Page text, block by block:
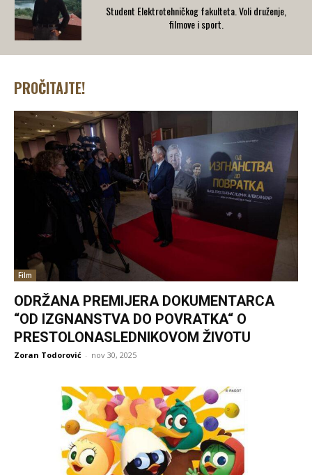
Student Elektrotehničkog fakulteta. Voli druženje,
filmove i sport.
PROČITAJTE!
Film
ODRŽANA PREMIJERA DOKUMENTARCA
“OD IZGNANSTVA DO POVRATKA“ O
PRESTOLONASLEDNIKOVOM ŽIVOTU
Zoran Todorović - nov 30, 2025